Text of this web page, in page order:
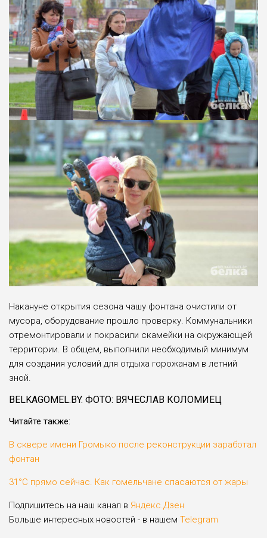
Накануне открытия сезона чашу фонтана очистили от
мусора, оборудование прошло проверку. Коммунальники
отремонтировали и покрасили скамейки на окружающей
территории. В общем, выполнили необходимый минимум
для создания условий для отдыха горожанам в летний
зной.
BELKAGOMEL.BY. ФОТО: ВЯЧЕСЛАВ КОЛОМИЕЦ
Читайте также:
В сквере имени Громыко после реконструкции заработал
фонтан
31°C прямо сейчас. Как гомельчане спасаются от жары
Подпишитесь на наш канал в Яндекс.Дзен
Больше интересных новостей - в нашем Telegram